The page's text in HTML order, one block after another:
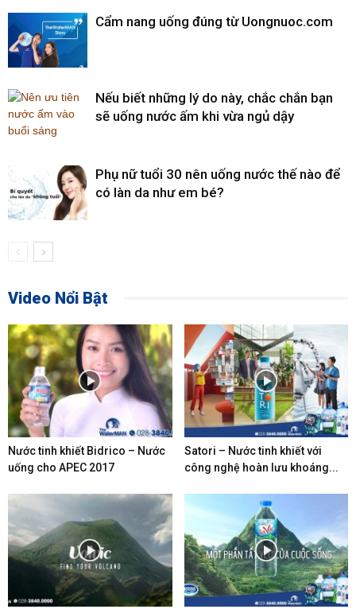
Cẩm nang uống đúng từ Uongnuoc.com
Nếu biết những lý do này, chắc chắn bạn
sẽ uống nước ấm khi vừa ngủ dậy
Phụ nữ tuổi 30 nên uống nước thế nào để
có làn da như em bé?
Video Nổi Bật
Nước tinh khiết Bidrico – Nước
uống cho APEC 2017
Satori – Nước tinh khiết với
công nghệ hoàn lưu khoáng...